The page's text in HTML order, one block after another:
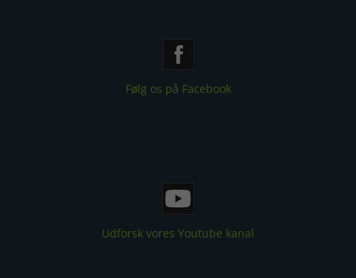
Følg os på Facebook
Udforsk vores Youtube kanal